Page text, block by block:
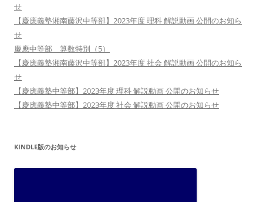
せ
【慶應義塾湘南藤沢中等部】2023年度 理科 解説動画 公開のお知ら
せ
慶應中等部 算数特別（5）
【慶應義塾湘南藤沢中等部】2023年度 社会 解説動画 公開のお知ら
せ
【慶應義塾中等部】2023年度 理科 解説動画 公開のお知らせ
【慶應義塾中等部】2023年度 社会 解説動画 公開のお知らせ
KINDLE版のお知らせ